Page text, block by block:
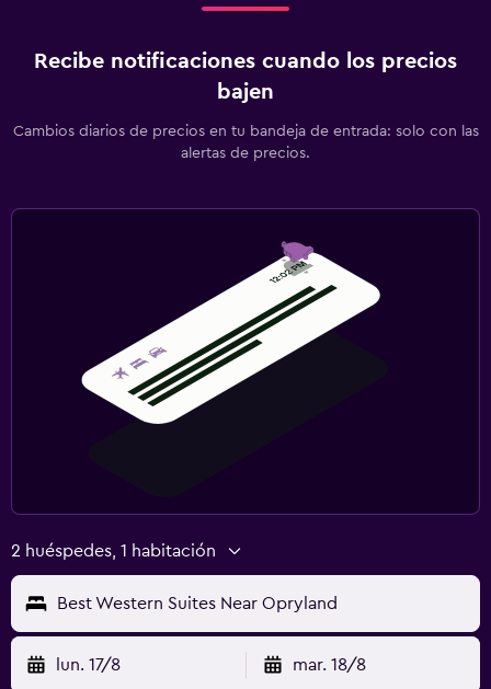
Recibe notificaciones cuando los precios
bajen
Cambios diarios de precios en tu bandeja de entrada: solo con las
alertas de precios.
2 huéspedes, 1 habitación
Best Western Suites Near Opryland
lun. 17/8 mar. 18/8